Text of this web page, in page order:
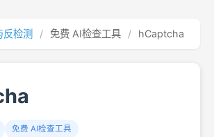
反检测 / 免费 AI检查工具 / hCaptcha
免费 AI检查工具